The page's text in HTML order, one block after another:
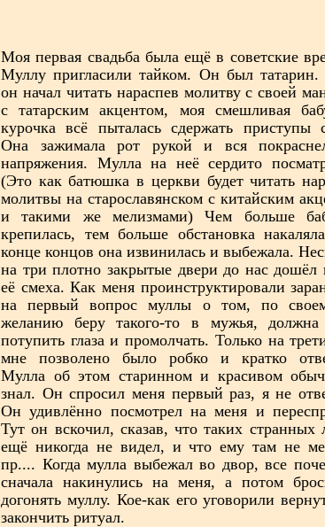
Моя первая свадьба была ещё в советские
Муллу пригласили тайком. Он был татарин.
он начал читать нараспев молитву с своей
с татарским акцентом, моя смешливая
курочка всё пыталась сдержать приступы
Она зажимала рот рукой и вся
напряжения. Мулла на неё сердито
(Это как батюшка в церкви будет читать
молитвы на старославянском с китайским
и такими же мелизмами) Чем больше
крепилась, тем больше обстановка
конце концов она извинилась и выбежала.
на три плотно закрытые двери до нас дошёл
её смеха. Как меня проинструктировали
на первый вопрос муллы о том, по
желанию беру такого-то в мужья,
потупить глаза и промолчать. Только на
мне позволено было робко и кратко
Мулла об этом старинном и красивом
знал. Он спросил меня первый раз, я не
Он удивлённо посмотрел на меня и
Тут он вскочил, сказав, что таких странных
ещё никогда не видел, и что ему там не
пр.... Когда мулла выбежал во двор, все
сначала накинулись на меня, а потом
догонять муллу. Кое-как его уговорили
закончить ритуал.